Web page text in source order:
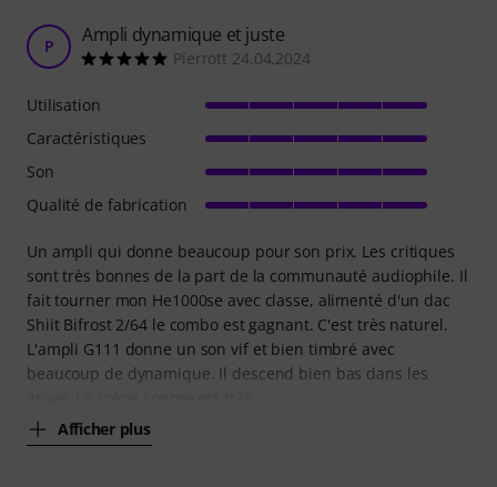
P Ampli dynamique et juste
Pierrott 24.04.2024
Un ampli qui donne beaucoup pour son prix. Les critiques
sont très bonnes de la part de la communauté audiophile. Il
fait tourner mon He1000se avec classe, alimenté d'un dac
Shiit Bifrost 2/64 le combo est gagnant. C'est très naturel.
L'ampli G111 donne un son vif et bien timbré avec
beaucoup de dynamique. Il descend bien bas dans les
Afficher plus
Utilisation
Caractéristiques
Son
Qualité de fabrication